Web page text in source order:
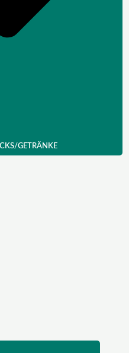
GETRÄNKE